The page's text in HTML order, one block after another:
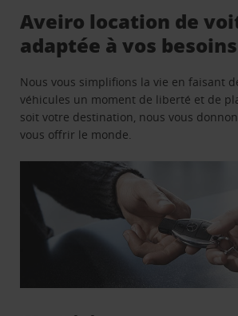
Aveiro location de
adaptée à vos besoins
Nous vous simplifions la vie en faisant
véhicules un moment de liberté et de
soit votre destination, nous vous
vous offrir le monde.